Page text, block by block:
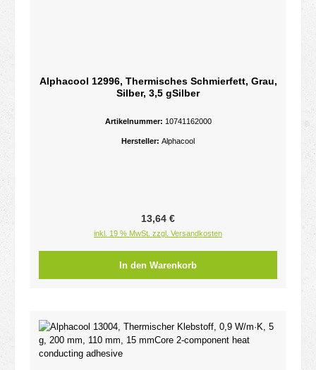
Alphacool 12996, Thermisches Schmierfett, Grau,
Silber, 3,5 gSilber
Artikelnummer: 10741162000
Hersteller: Alphacool
Regulärer Preis:
13,64 €
inkl. 19 % MwSt. zzgl. Versandkosten
In den Warenkorb